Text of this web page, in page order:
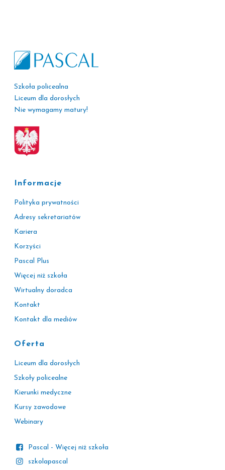
Szkoła policealna
Liceum dla dorosłych
Nie wymagamy matury!
Informacje
Polityka prywatności
Adresy sekretariatów
Kariera
Korzyści
Pascal Plus
Więcej niż szkoła
Wirtualny doradca
Kontakt
Kontakt dla mediów
Oferta
Liceum dla dorosłych
Szkoły policealne
Kierunki medyczne
Kursy zawodowe
Webinary
Pascal - Więcej niż szkoła
szkolapascal